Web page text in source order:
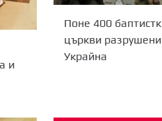
и
Поне 400
църкви
Украйна